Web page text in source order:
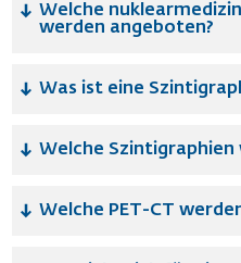
Welche
werden angeboten?
Was ist eine
Welche Szintigraphien
Welche PET-CT